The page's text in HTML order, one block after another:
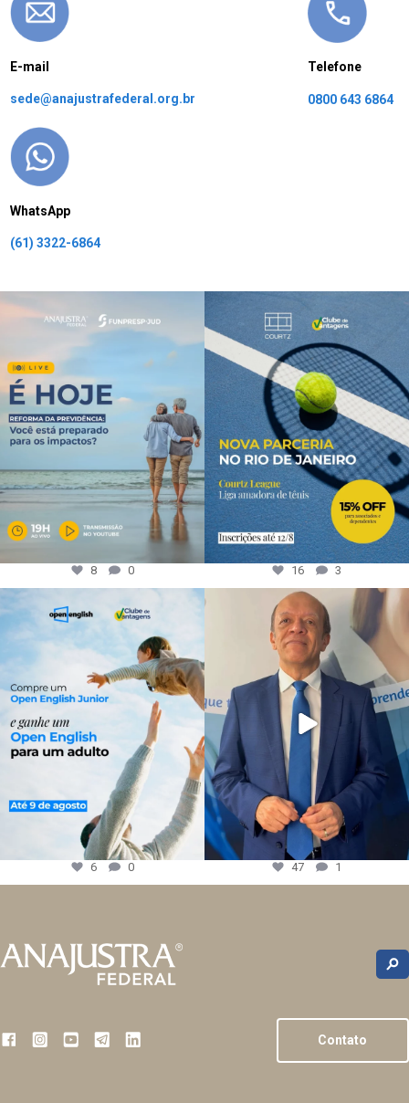
E-mail
sede@anajustrafederal.org.br
Telefone
0800 643 6864
WhatsApp
(61) 3322-6864
8 0 16 3
6 0 47 1
Contato